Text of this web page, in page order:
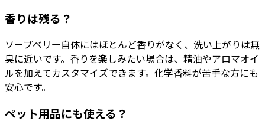
香りは残る？
ソープベリー自体にはほとんど香りがなく、洗い上がりは無
臭に近いです。香りを楽しみたい場合は、精油やアロマオイ
ルを加えてカスタマイズできます。化学香料が苦手な方にも
安心です。
ペット用品にも使える？